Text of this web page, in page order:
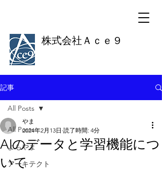
株式会社Ａｃｅ９
記事
All Posts
よもやま
アーキテクト
All Posts
AIのデータと学習機能につ
いて
やま
2024年2月13日 読了時間: 4分